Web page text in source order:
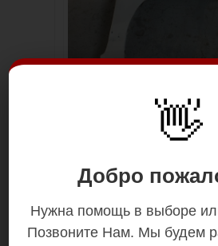
👋
Добро
Нужна помощь в выборе
Позвоните Нам. Мы будем